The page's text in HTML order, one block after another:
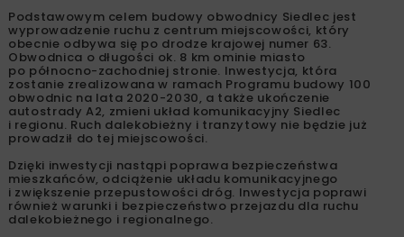
Podstawowym celem budowy obwodnicy Siedlec jest
wyprowadzenie ruchu z centrum miejscowości, który
obecnie odbywa się po drodze krajowej numer 63.
Obwodnica o długości ok. 8 km ominie miasto
po północno-zachodniej stronie. Inwestycja, która
zostanie zrealizowana w ramach Programu budowy 100
obwodnic na lata 2020-2030, a także ukończenie
autostrady A2, zmieni układ komunikacyjny Siedlec
i regionu. Ruch dalekobieżny i tranzytowy nie będzie już
prowadził do tej miejscowości.
Dzięki inwestycji nastąpi poprawa bezpieczeństwa
mieszkańców, odciążenie układu komunikacyjnego
i zwiększenie przepustowości dróg. Inwestycja poprawi
również warunki i bezpieczeństwo przejazdu dla ruchu
dalekobieżnego i regionalnego.